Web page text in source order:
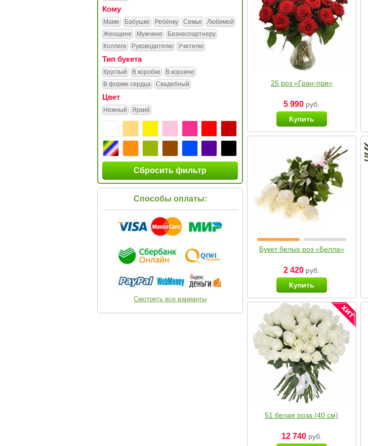
Кому
Маме Бабушке Ребёнку Семье
Любимой
Женщине
Мужчине
Бизнеспартнеру
Коллеге
Руководителю Учителю
Тип букета
Круглый В коробке
В корзине
В форме сердца
Свадебный
Цвет
Нежный Яркий
Сбросить фильтр
Способы оплаты:
Смотреть все варианты
25 роз «Гран-при»
5 990 руб.
Купить
Букет белых роз «Белла»
2 420 руб.
Купить
51 белая роза (40 см)
12 740руб.